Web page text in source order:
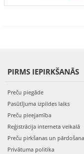
PIRMS IEPIRKŠANĀS
Preču piegāde
Pasūtījuma izpildes laiks
Preču pieejamība
Reģistrācija interneta veikalā
Preču pirkšanas un
Privātuma politika